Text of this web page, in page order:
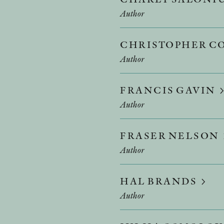
Author
CHRISTOPHER
Author
FRANCIS GAVIN
Author
FRASER NELSON
Author
HAL BRANDS
Author